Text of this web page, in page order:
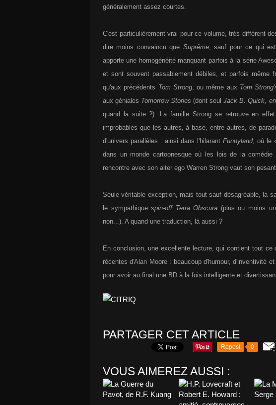
généralement assez courtes.
C'est particulièrement vrai pour ce volume, très différent
dire moins convaincu que Suprême, sauf pour ce qui
apporte une homogénéité manquant parfois à la série
et sont souvent passablement débiles, et parfois même
qu'aux précédents Tom Strong, ou même aux Tom
aux géniales Tomorrow Stories (dont seulJack B. Quick,
quand la suite ?). La famille Strong se retrouve en
improbables que les autres, à base, entre autres, de
d'univers parallèles : ainsi dans l'hilarant Funnyland, où le
dans un monde cartoonesque où les lois de la
rencontre avec son alter ego Warren Strong vaut son
Seule véritable exception, mais tout sauf désagréable, la
le sympathiquespin-off Terra Obscura (plus ou moins
non...). A quand une traduction, là aussi ?
En conclusion, une excellente lecture, qui contient tout
récentes d'Alan Moore : beaucoup d'humour, d'inventivité
pour avoir au final une BD à la fois intelligente et
PARTAGER CET ARTICLE
Repost 0
VOUS AIMEREZ AUSSI :